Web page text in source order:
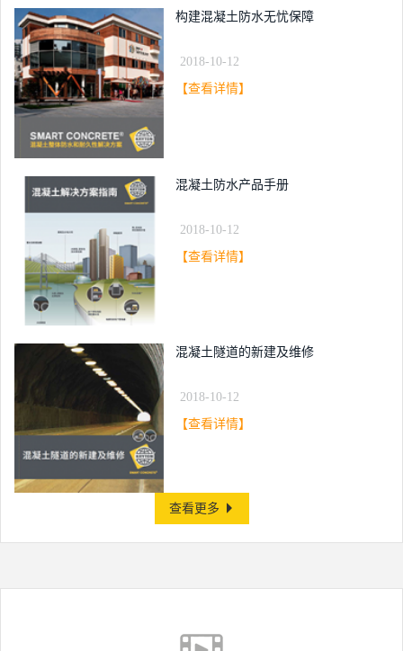
构建混凝土防水无忧保障
2018-10-12
【查看详情】
混凝土防水产品手册
2018-10-12
【查看详情】
混凝土隧道的新建及维修
2018-10-12
【查看详情】
查看更多